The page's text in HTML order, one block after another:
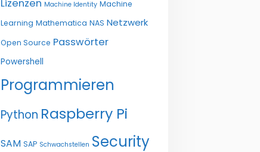
Lizenzen Machine Identity Machine
Learning Mathematica NAS Netzwerk
Open Source Passwörter
Powershell
Programmieren
Python Raspberry Pi
SAM SAP Schwachstellen Security